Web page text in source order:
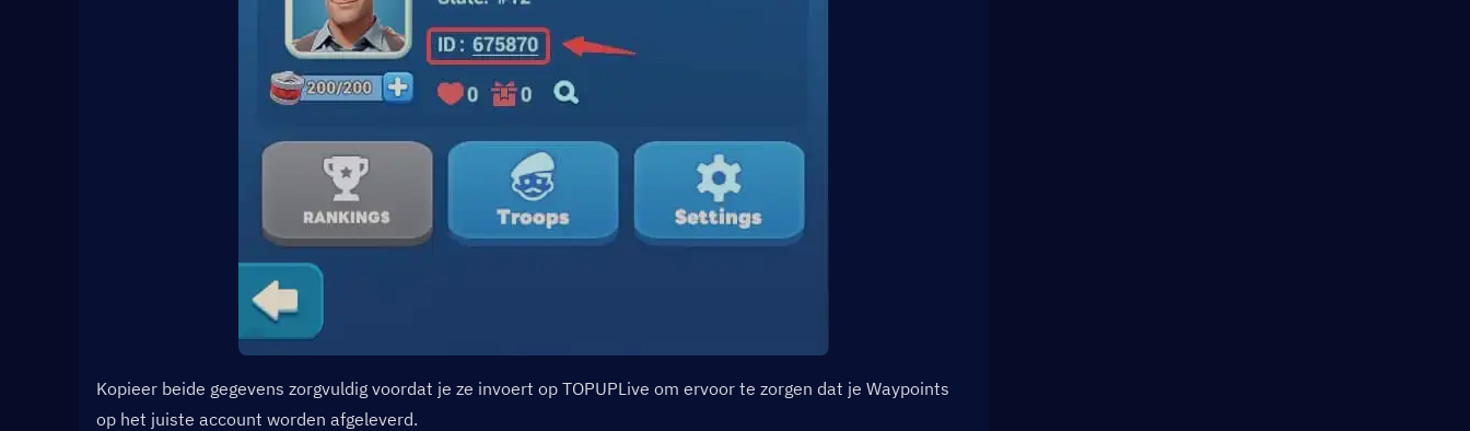
Kopieer beide gegevens zorgvuldig voordat je ze invoert op TOPUPLive om ervoor te zorgen dat je Waypoints
op het juiste account worden afgeleverd.